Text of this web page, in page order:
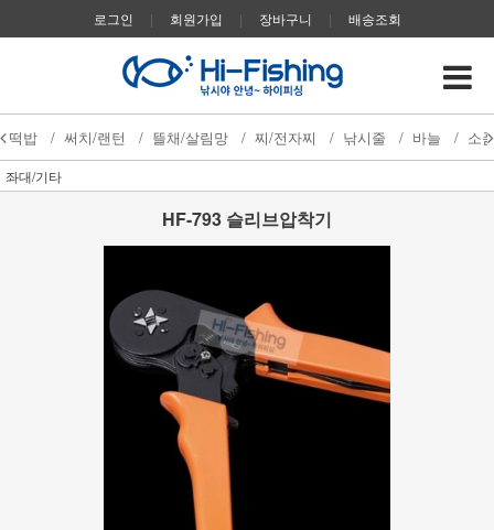
로그인 | 회원가입 | 장바구니 | 배송조회
떡밥 / 써치/랜턴 / 뜰채/살림망 / 찌/전자찌 / 낚시줄 / 바늘 / 소
좌대/기타
HF-793 슬리브압착기